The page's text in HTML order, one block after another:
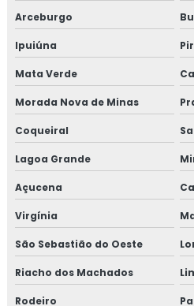
Arceburgo
Ipuiúna
Mata Verde
Morada Nova de Minas
Coqueiral
Lagoa Grande
Açucena
Virgínia
São Sebastião do Oeste
Riacho dos Machados
Rodeiro